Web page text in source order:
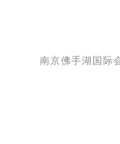
南京佛手湖国际